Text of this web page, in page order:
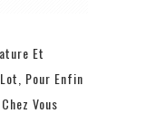
Et
Pour Enfin
Vous